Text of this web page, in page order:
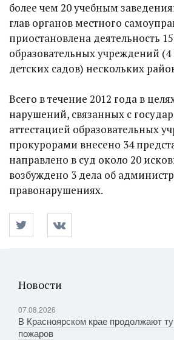
более чем 20 учебным
глав органов местного
приостановлена деятельность
образовательных учреждений
детских садов) нескольких
Всего в течение 2012 года в
нарушений, связанных с
аттестацией образовательных
прокурорами внесено 34
направлено в суд около 20
возбуждено 3 дела об
правонарушениях.
Новости
07.08.2026
В Красноярском крае продолжают
пожаров